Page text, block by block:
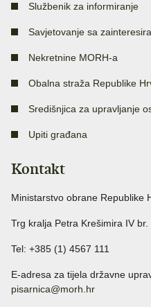
Službenik za informiranje
Savjetovanje sa
Nekretnine MORH-a
Obalna straža Republike
Središnjica za upravljanje
Upiti građana
Kontakt
Ministarstvo obrane Republike
Trg kralja Petra Krešimira IV
Tel: +385 (1) 4567 111
E-adresa za tijela državne
pisarnica@morh.hr